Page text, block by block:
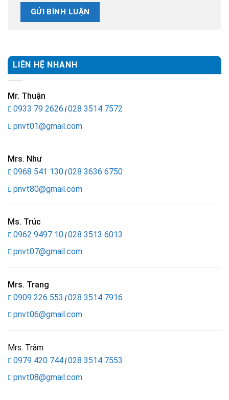
LIÊN HỆ NHANH
Mr. Thuận
0933 79 2626 |028 3514 7572
pnvt01@gmail.com
Mrs. Như
0968 541 130|028 3636 6750
pnvt80@gmail.com
Ms. Trúc
0962 9497 10|028 3513 6013
pnvt07@gmail.com
Mrs. Trang
0909 226 553 |028 3514 7916
pnvt06@gmail.com
Mrs. Trâm
0979 420 744|028 3514 7553
pnvt08@gmail.com